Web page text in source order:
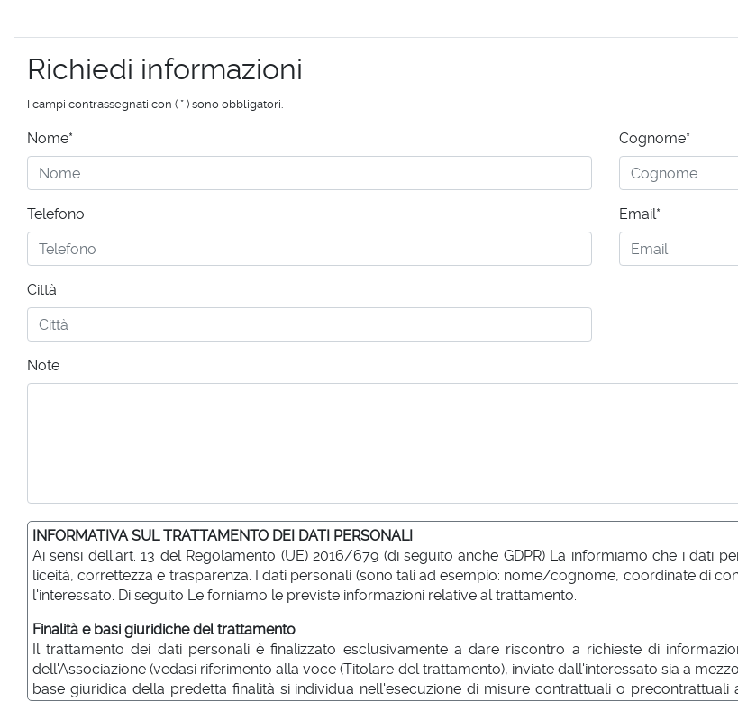
Richiedi informazioni
I campi contrassegnati con ( * ) sono obbligatori.
Nome* Cognome*
Telefono Email*
Città
Note
INFORMATIVA SUL TRATTAMENTO DEI DATI PERSONALI
Ai sensi dell'art. 13 del Regolamento (UE) 2016/679 (di seguito anche GDPR) La informiamo che i dati
liceità, correttezza e trasparenza. I dati personali (sono tali ad esempio: nome/cognome, coordinate di
l'interessato. Di seguito Le forniamo le previste informazioni relative al trattamento.
Finalità e basi giuridiche del trattamento
Il trattamento dei dati personali è finalizzato esclusivamente a dare riscontro a richieste di
dell'Associazione (vedasi riferimento alla voce (Titolare del trattamento), inviate dall'interessato sia a
base giuridica della predetta finalità si individua nell'esecuzione di misure contrattuali o precontrattuali